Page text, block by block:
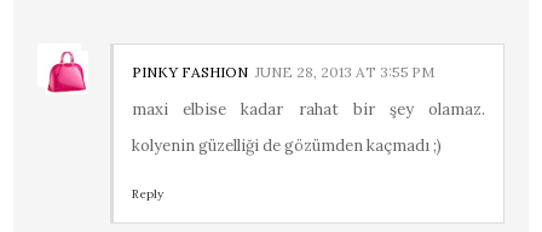
PINKY FASHION JUNE 28, 2013 AT 3:55 PM
maxi elbise kadar rahat bir şey olamaz.
kolyenin güzelliği de gözümden kaçmadı ;)
Reply